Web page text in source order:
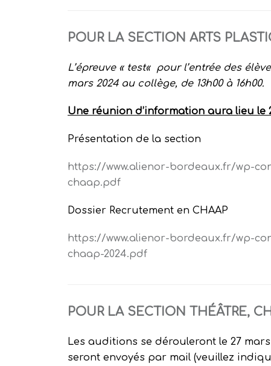
POUR LA SECTION ARTS
L’épreuve « test« pour l’entrée des
mars 2024 au collège, de 13h00 à 16h00.
Une réunion d’information aura lieu le
Présentation de la section
https://www.alienor-bordeaux.fr/wp-
chaap.pdf
Dossier Recrutement en CHAAP
https://www.alienor-bordeaux.fr/wp-
chaap-2024.pdf
POUR LA SECTION THÉÂTRE,
Les auditions se dérouleront le 27
seront envoyés par mail (veuillez